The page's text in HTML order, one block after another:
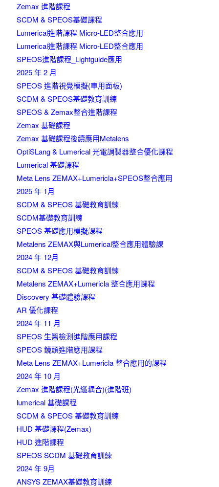
Zemax 進階課程
SCDM & SPEOS基礎課程
Lumerical進階課程 Micro-LED整合應用
Lumerical進階課程 Micro-LED整合應用
SPEOS進階課程_Lightguide應用
2025 年 2 月
SPEOS 進階視覺模擬(車用面板)
SCDM & SPEOS基礎教育訓練
SPEOS & Zemax整合進階課程
Zemax 基礎課程
Zemax 基礎課程後續應用Metalens
OptiSLang & Lumerical 光電調製器整合優化課程
Lumerical 基礎課程
Meta Lens ZEMAX+Lumericla+SPEOS整合應用
2025 年 1月
SCDM & SPEOS 基礎教育訓練
SCDM基礎教育訓練
SPEOS 基礎應用模擬課程
Metalens ZEMAX與Lumerical整合應用體驗課
2024 年 12月
SCDM & SPEOS 基礎教育訓練
Metalens ZEMAX+Lumericla 整合應用課程
Discovery 基礎體驗課程
AR 優化課程
2024 年 11 月
SPEOS 生醫檢測進階應用課程
SPEOS 鏡頭進階應用課程
Meta Lens ZEMAX+Lumericla 整合應用的課程
2024 年 10 月
Zemax 進階課程(光纖耦合)(進階班)
lumerical 基礎課程
SCDM & SPEOS 基礎教育訓練
HUD 基礎課程(Zemax)
HUD 進階課程
SPEOS SCDM 基礎教育訓練
2024 年 9月
ANSYS ZEMAX基礎教育訓練